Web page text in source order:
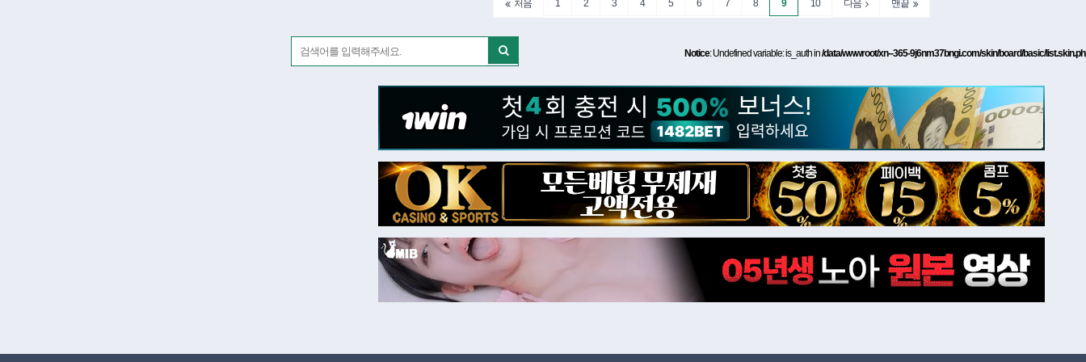
처음 1 2 3 4 5 6 7 8 9 10 다음 맨끝
Notice: Undefined variable: is_auth in/data/wwwroot/xn--365-9j6nm37bngi.com/skin/board/basic/